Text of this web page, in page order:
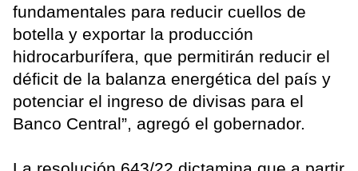
fundamentales para reducir cuellos de
botella y exportar la producción
hidrocarburífera, que permitirán reducir el
déficit de la balanza energética del país y
potenciar el ingreso de divisas para el
Banco Central”, agregó el gobernador.